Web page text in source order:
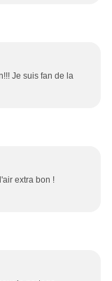
Je suis fan de la
extra bon !